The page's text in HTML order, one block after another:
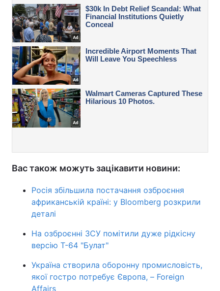
Вас також можуть зацікавити новини:
Росія збільшила постачання озброєння
африканській країні: у Bloomberg розкрили
деталі
На озброєнні ЗСУ помітили дуже рідкісну
версію Т-64 "Булат"
Україна створила оборонну промисловість,
якої гостро потребує Європа, – Foreign
Affairs